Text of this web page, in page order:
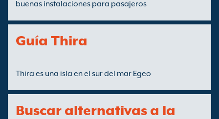
buenas instalaciones para pasajeros
Guía Thira
Thira es una isla en el sur del mar Egeo
Buscar alternativas a la